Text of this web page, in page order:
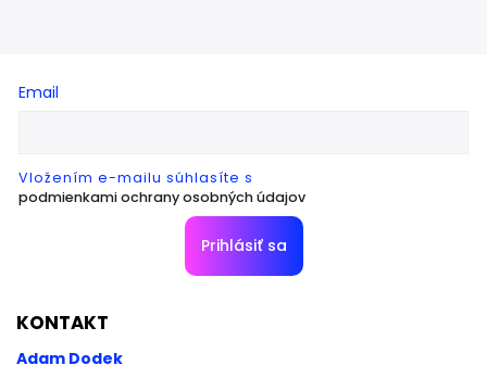
Email
Vložením e-mailu súhlasíte s
podmienkami ochrany osobných údajov
Prihlásiť sa
KONTAKT
Adam Dodek